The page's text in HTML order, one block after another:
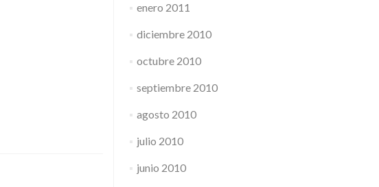
enero 2011
diciembre 2010
octubre 2010
septiembre 2010
agosto 2010
julio 2010
junio 2010